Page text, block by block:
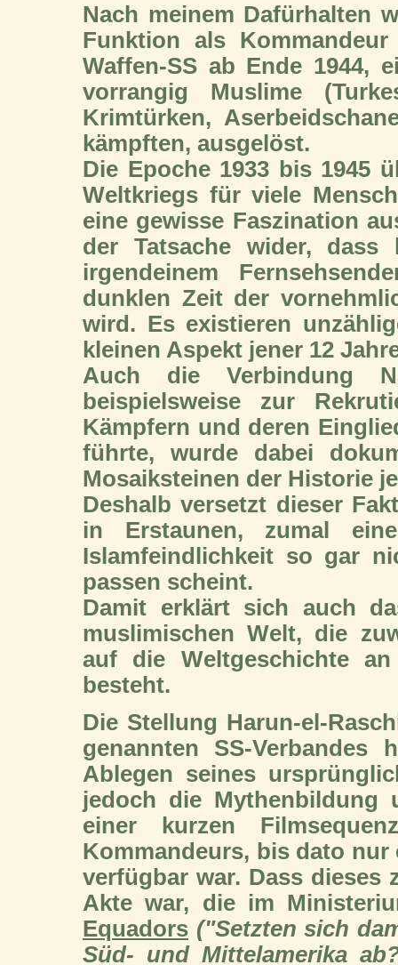
Nach meinem Dafürhalten
Funktion als
Waffen-SS ab Ende 1944,
vorrangig Muslime
Krimtürken,
kämpften, ausgelöst.
Die Epoche 1933 bis 1945
Weltkriegs für viele
eine gewisse Faszination
der Tatsache wider,
irgendeinem
dunklen Zeit der
wird. Es existieren
kleinen Aspekt jener 12
Auch die Verbindung
beispielsweise zur
Kämpfern und deren
führte, wurde dabei
Mosaiksteinen der Historie
Deshalb versetzt dieser
in Erstaunen, zumal
Islamfeindlichkeit so gar
passen scheint.
Damit erklärt sich auch
muslimischen Welt, die
auf die Weltgeschichte
besteht.
Die Stellung Harun-el-
genannten SS-
Ablegen seines
jedoch die Mythenbildung
einer kurzen
Kommandeurs, bis dato
verfügbar war. Dass dieses
Akte war, die im
Equadors ("Setzten sich
Süd- und Mittelamerika